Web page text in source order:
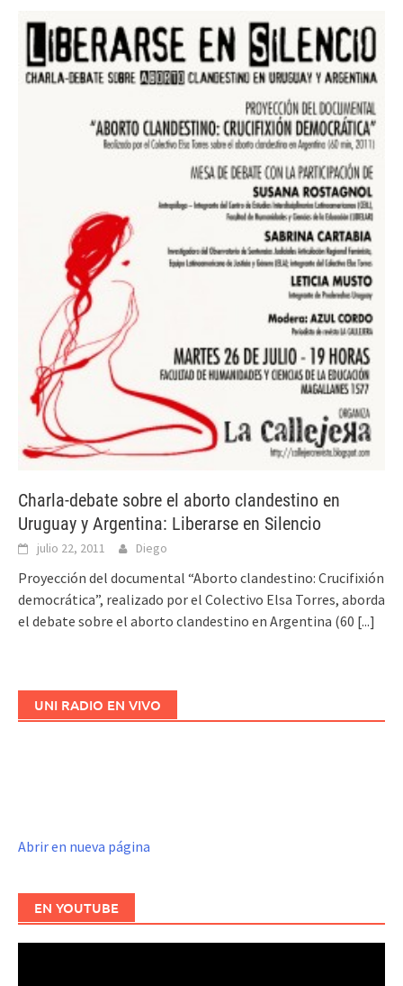
Charla-debate sobre el aborto clandestino en
Uruguay y Argentina: Liberarse en Silencio
julio 22, 2011 Diego
Proyección del documental “Aborto clandestino: Crucifixión
democrática”, realizado por el Colectivo Elsa Torres, aborda
el debate sobre el aborto clandestino en Argentina (60 [...]
UNI RADIO EN VIVO
Abrir en nueva página
EN YOUTUBE